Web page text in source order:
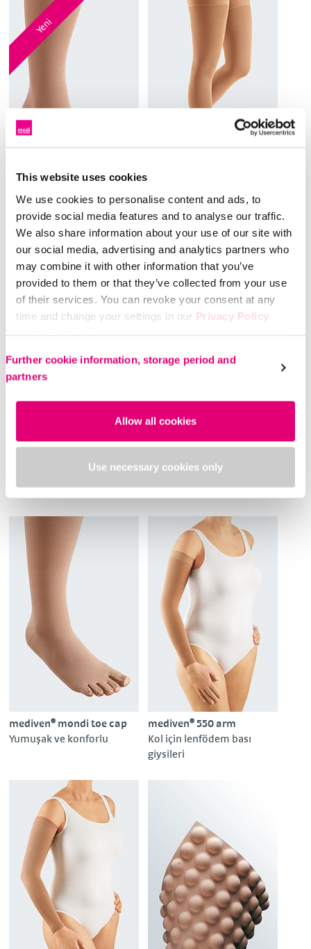
This website uses cookies
We use cookies to personalise content and ads, to
provide social media features and to analyse our traffic.
We also share information about your use of our site with
our social media, advertising and analytics partners who
may combine it with other information that you’ve
provided to them or that they’ve collected from your use
of their services. You can revoke your consent at any
time and change your settings in our Privacy Policy
Further cookie information, storage period and
partners
Allow all cookies
Use necessary cookies only
mediven® cosy toe cap
Esnek. Elastik. Hareket
özgürlüğü.
Yeni
mediven® 550 leg
Yüksek çeper stabilitesi ve
çalışma basıncı
Yüksek çeper stabilitesi.
Güvenilir tutuş.
Yumuşak ve konforlu
mediven® mondi toe cap
Yumuşak ve konforlu
mediven® 550 arm
Kol için lenfödem bası
giysileri